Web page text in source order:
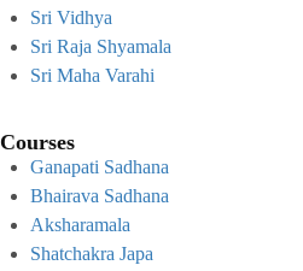
Sri Vidhya
Sri Raja Shyamala
Sri Maha Varahi
Courses
Ganapati Sadhana
Bhairava Sadhana
Aksharamala
Shatchakra Japa